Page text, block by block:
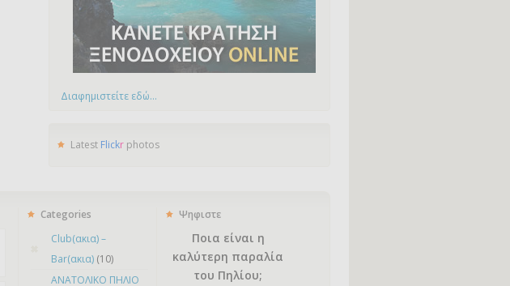
Διαφημιστείτε εδώ...
Latest Flickr photos
Categories
Club(ακια) –
Bar(ακια) (10)
ΑΝΑΤΟΛΙΚΟ ΠΗΛΙΟ
Ψηφιστε
Ποια είναι η
καλύτερη παραλία
του Πηλίου;